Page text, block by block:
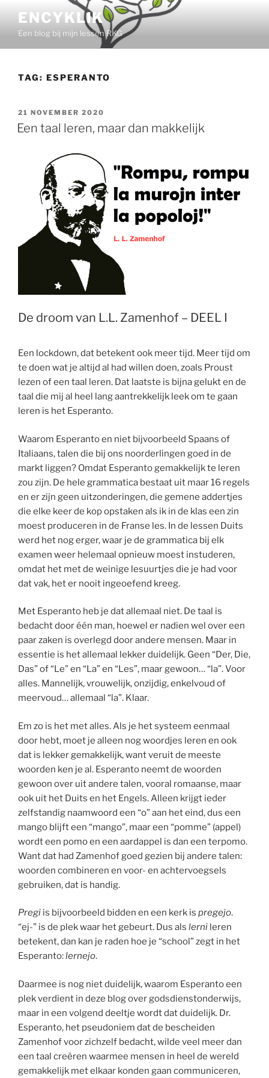
inhoud
ENCYKLIK
Een blog bij mijn lessen RKG
TAG: ESPERANTO
GEPLAATST
OP
21 NOVEMBER 2020
Een taal leren, maar dan makkelijk
De droom van L.L. Zamenhof – DEEL I
Een lockdown, dat betekent ook meer tijd. Meer tijd om
te doen wat je altijd al had willen doen, zoals Proust
lezen of een taal leren. Dat laatste is bijna gelukt en de
taal die mij al heel lang aantrekkelijk leek om te gaan
leren is het Esperanto.
Waarom Esperanto en niet bijvoorbeeld Spaans of
Italiaans, talen die bij ons noorderlingen goed in de
markt liggen? Omdat Esperanto gemakkelijk te leren
zou zijn. De hele grammatica bestaat uit maar 16 regels
en er zijn geen uitzonderingen, die gemene addertjes
die elke keer de kop opstaken als ik in de klas een zin
moest produceren in de Franse les. In de lessen Duits
werd het nog erger, waar je de grammatica bij elk
examen weer helemaal opnieuw moest instuderen,
omdat het met de weinige lesuurtjes die je had voor
dat vak, het er nooit ingeoefend kreeg.
Met Esperanto heb je dat allemaal niet. De taal is
bedacht door één man, hoewel er nadien wel over een
paar zaken is overlegd door andere mensen. Maar in
essentie is het allemaal lekker duidelijk. Geen “Der, Die,
Das” of “Le” en “La” en “Les”, maar gewoon… “la”. Voor
alles. Mannelijk, vrouwelijk, onzijdig, enkelvoud of
meervoud… allemaal “la”. Klaar.
Em zo is het met alles. Als je het systeem eenmaal
door hebt, moet je alleen nog woordjes leren en ook
dat is lekker gemakkelijk, want veruit de meeste
woorden ken je al. Esperanto neemt de woorden
gewoon over uit andere talen, vooral romaanse, maar
ook uit het Duits en het Engels. Alleen krijgt ieder
zelfstandig naamwoord een “o” aan het eind, dus een
mango blijft een “mango”, maar een “pomme” (appel)
wordt een pomo en een aardappel is dan een terpomo.
Want dat had Zamenhof goed gezien bij andere talen:
woorden combineren en voor- en achtervoegsels
gebruiken, dat is handig.
Pregi is bijvoorbeeld bidden en een kerk is pregejo.
“ej-” is de plek waar het gebeurt. Dus als lerni leren
betekent, dan kan je raden hoe je “school” zegt in het
Esperanto:lernejo.
Daarmee is nog niet duidelijk, waarom Esperanto een
plek verdient in deze blog over godsdienstonderwijs,
maar in een volgend deeltje wordt dat duidelijk. Dr.
Esperanto, het pseudoniem dat de bescheiden
Zamenhof voor zichzelf bedacht, wilde veel meer dan
een taal creëren waarmee mensen in heel de wereld
gemakkelijk met elkaar konden gaan communiceren,